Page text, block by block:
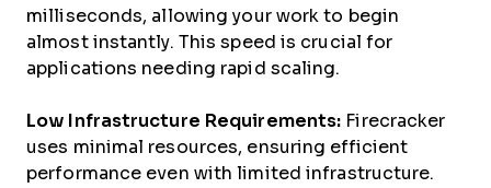
milliseconds, allowing your work to begin
almost instantly. This speed is crucial for
applications needing rapid scaling.
Low Infrastructure Requirements: Firecracker
uses minimal resources, ensuring efficient
performance even with limited infrastructure.